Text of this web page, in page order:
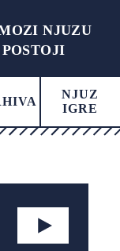
NJUZU
NJUZ
IGRE